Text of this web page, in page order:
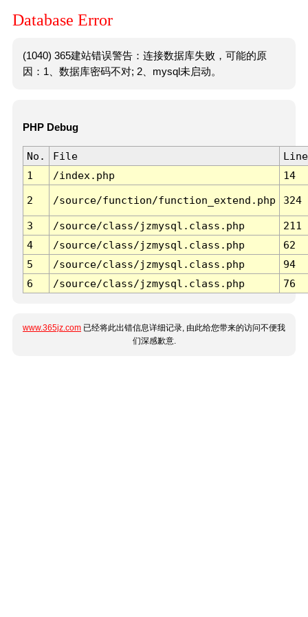
Database Error
(1040) 365建站错误警告：连接数据库失败，可能的原
因：1、数据库密码不对; 2、mysql未启动。
PHP Debug
No. File
Line
1
/index.php 14
2 /source/function/function_extend.php 324
3 /source/class/jzmysql.class.php
211
4
/source/class/jzmysql.class.php
62
5
/source/class/jzmysql.class.php
94
6
/source/class/jzmysql.class.php 76
www.365jz.com 已经将此出错信息详细记录, 由此给您带来的访问不便我
们深感歉意.